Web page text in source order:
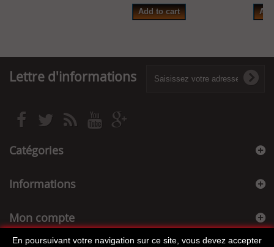
Add to cart
Lettre d'informations
Catégories
Informations
Mon compte
En poursuivant votre navigation sur ce site, vous devez accepter